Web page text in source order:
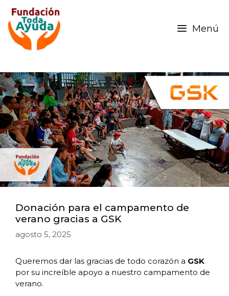
Menú
Donación para el campamento de
verano gracias a GSK
agosto 5, 2025
Queremos dar las gracias de todo corazón a GSK
por su increíble apoyo a nuestro campamento de
verano.